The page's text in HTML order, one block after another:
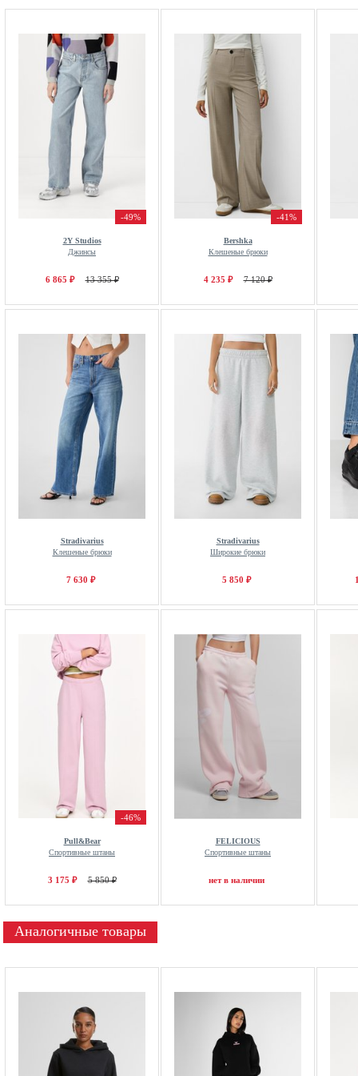
-49%
2Y Studios
Джинсы
6 865 ₽ 13 355 ₽
-41%
Bershka
Клешеные брюки
4 235 ₽ 7 120 ₽
Stradivarius
Клешеные брюки
7 630 ₽
Stradivarius
Широкие брюки
5 850 ₽
-46%
Pull&Bear
Спортивные штаны
3 175 ₽ 5 850 ₽
FELICIOUS
Спортивные штаны
нет в наличии
Аналогичные товары